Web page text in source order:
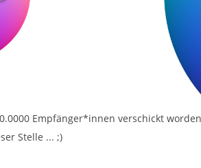
Empfänger*innen verschickt
Stelle ... ;)